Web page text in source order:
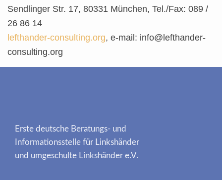
Sendlinger Str. 17, 80331 München, Tel./Fax: 089 /
26 86 14
lefthander-consulting.org, e-mail: info@lefthander-
consulting.org
Erste deutsche Beratungs- und
Informationsstelle für Linkshänder
und umgeschulte Linkshänder e.V.